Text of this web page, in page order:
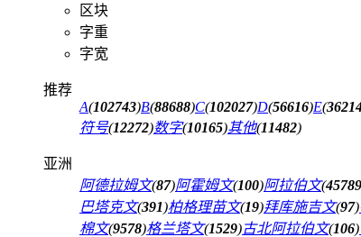
区块
字重
字宽
推荐
A(102743)B(88688)C(102027)D(56616)E(
符号(12272)数字(10165)其他(11482)
亚洲
阿德拉姆文(87)阿霍姆文(100)阿拉伯文(45789
巴塔克文(391)柏格理苗文(19)拜库施吉文(97)
棉文(9578)格兰塔文(1529)古北阿拉伯文(106)